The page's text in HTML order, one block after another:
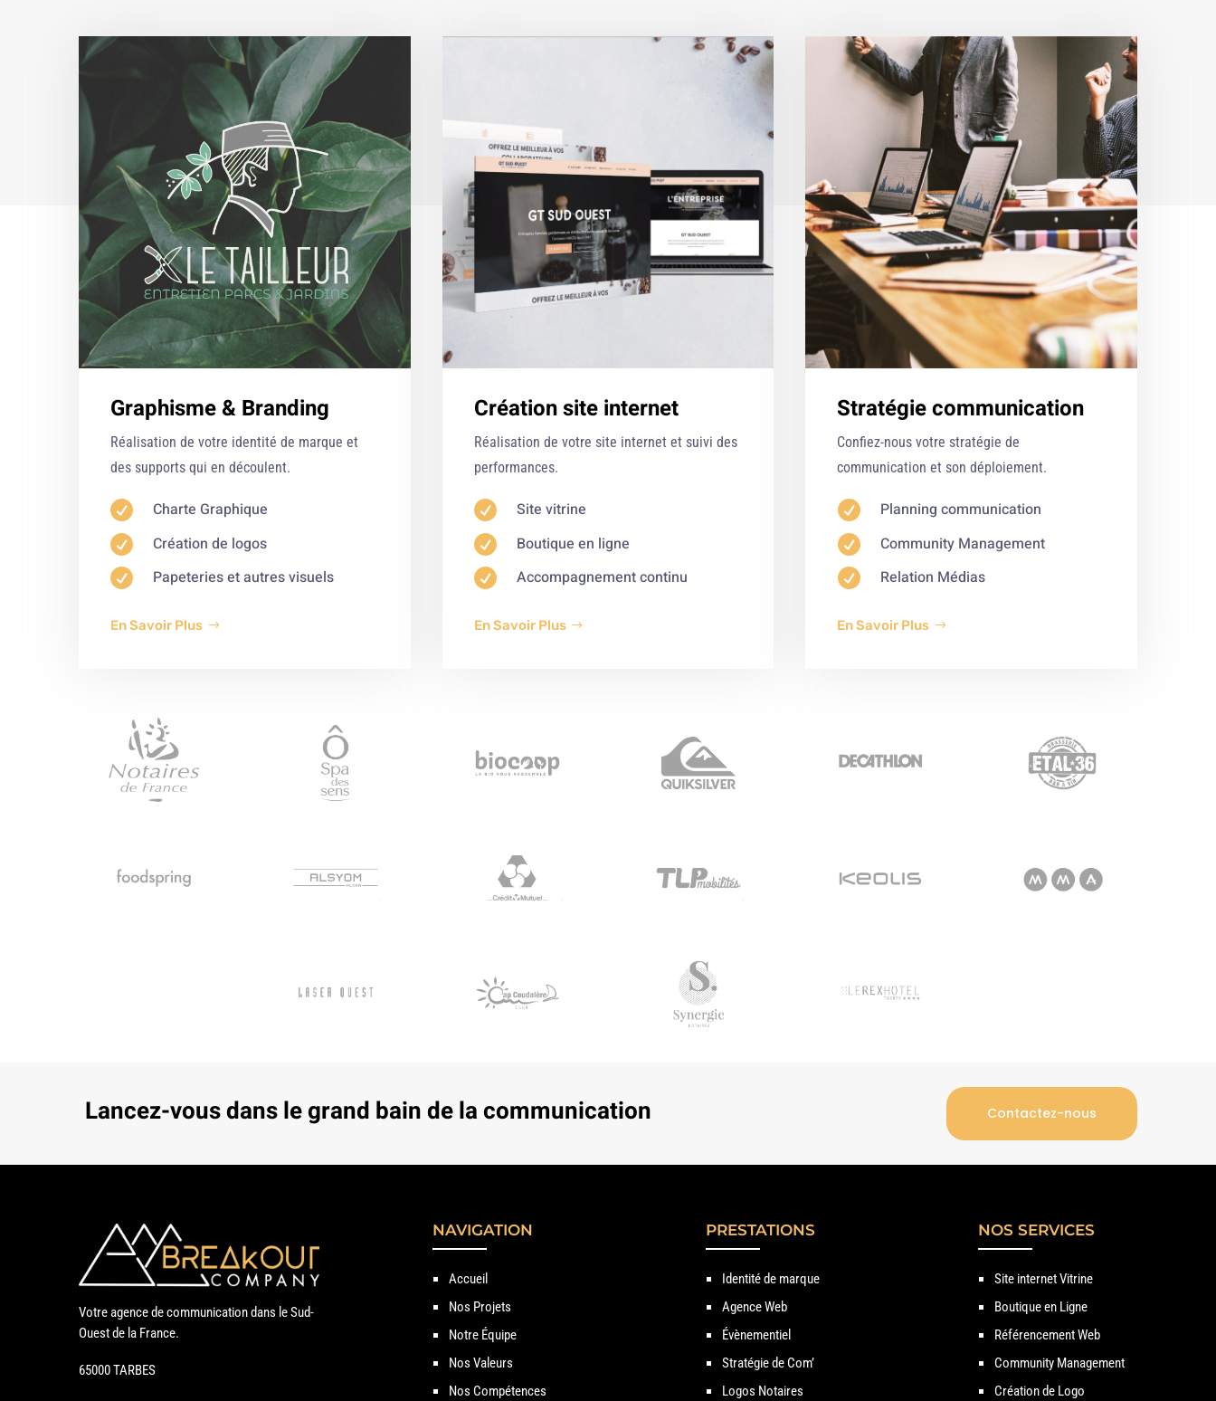
Graphisme & Branding
Réalisation de votre identité de marque et
des supports qui en découlent.
 Charte Graphique
 Création de logos
 Papeteries et autres visuels
En Savoir Plus
Création site internet
Réalisation de votre site internet et suivi des
performances.
 Site vitrine
 Boutique en ligne
 Accompagnement continu
En Savoir Plus
Stratégie communication
Confiez-nous votre stratégie de
communication et son déploiement.
 Planning communication
 Community Management
 Relation Médias
En Savoir Plus
Lancez-vous dans le grand bain de la communication Contactez-nous
Votre agence de communication dans le Sud-
Ouest de la France.
65000 TARBES
NAVIGATION
Accueil
Nos Projets
Notre Équipe
Nos Valeurs
Nos Compétences
PRESTATIONS
Identité de marque
Agence Web
Évènementiel
Stratégie de Com’
Logos Notaires
NOS SERVICES
Site internet Vitrine
Boutique en Ligne
Référencement Web
Community Management
Création de Logo